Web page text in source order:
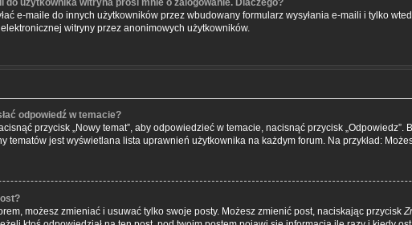
do użytkownika witryna prosi mnie o zalogowanie. Dlaczego?
e-maile do innych użytkowników przez wbudowany formularz wysyłania e-maili i tylko
witryny przez anonimowych użytkowników.
odpowiedź w temacie?
przycisk „Nowy temat”, aby odpowiedzieć w temacie, nacisnąć przycisk
tematów jest wyświetlana lista uprawnień użytkownika na każdym forum. Na przykład:
możesz zmieniać i usuwać tylko swoje posty. Możesz zmienić post, naciskając przycisk